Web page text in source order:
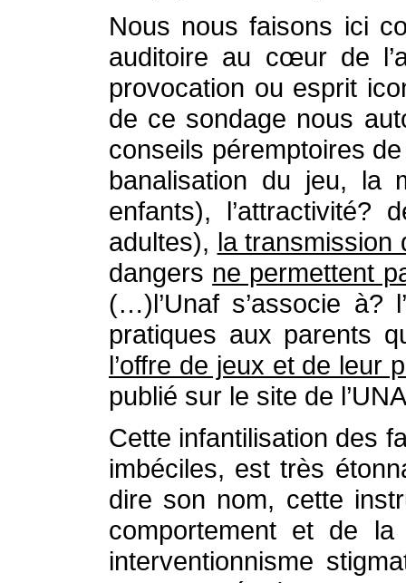
Nous nous faisons ici
auditoire au cœur de
provocation ou esprit
de ce sondage nous
conseils péremptoires
banalisation du jeu, la
enfants),
adultes), la transmission
dangers ne permettent
(…)l’Unaf s’associe à?
pratiques aux parents
l’offre de jeux et de leur
publié sur le site de
Cette infantilisation des
imbéciles, est très
dire son nom, cette
comportement et de
interventionnisme